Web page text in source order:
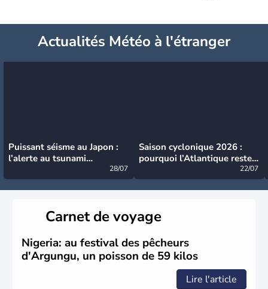
Actualités Météo à l'étranger
Puissant séisme au Japon :
l’alerte au tsunami
28/07
Saison cyclonique 2026 :
pourquoi l’Atlantique reste
22/07
Carnet de voyage
Nigeria: au festival des pêcheurs
d'Argungu, un poisson de 59 kilos
Lire l'article